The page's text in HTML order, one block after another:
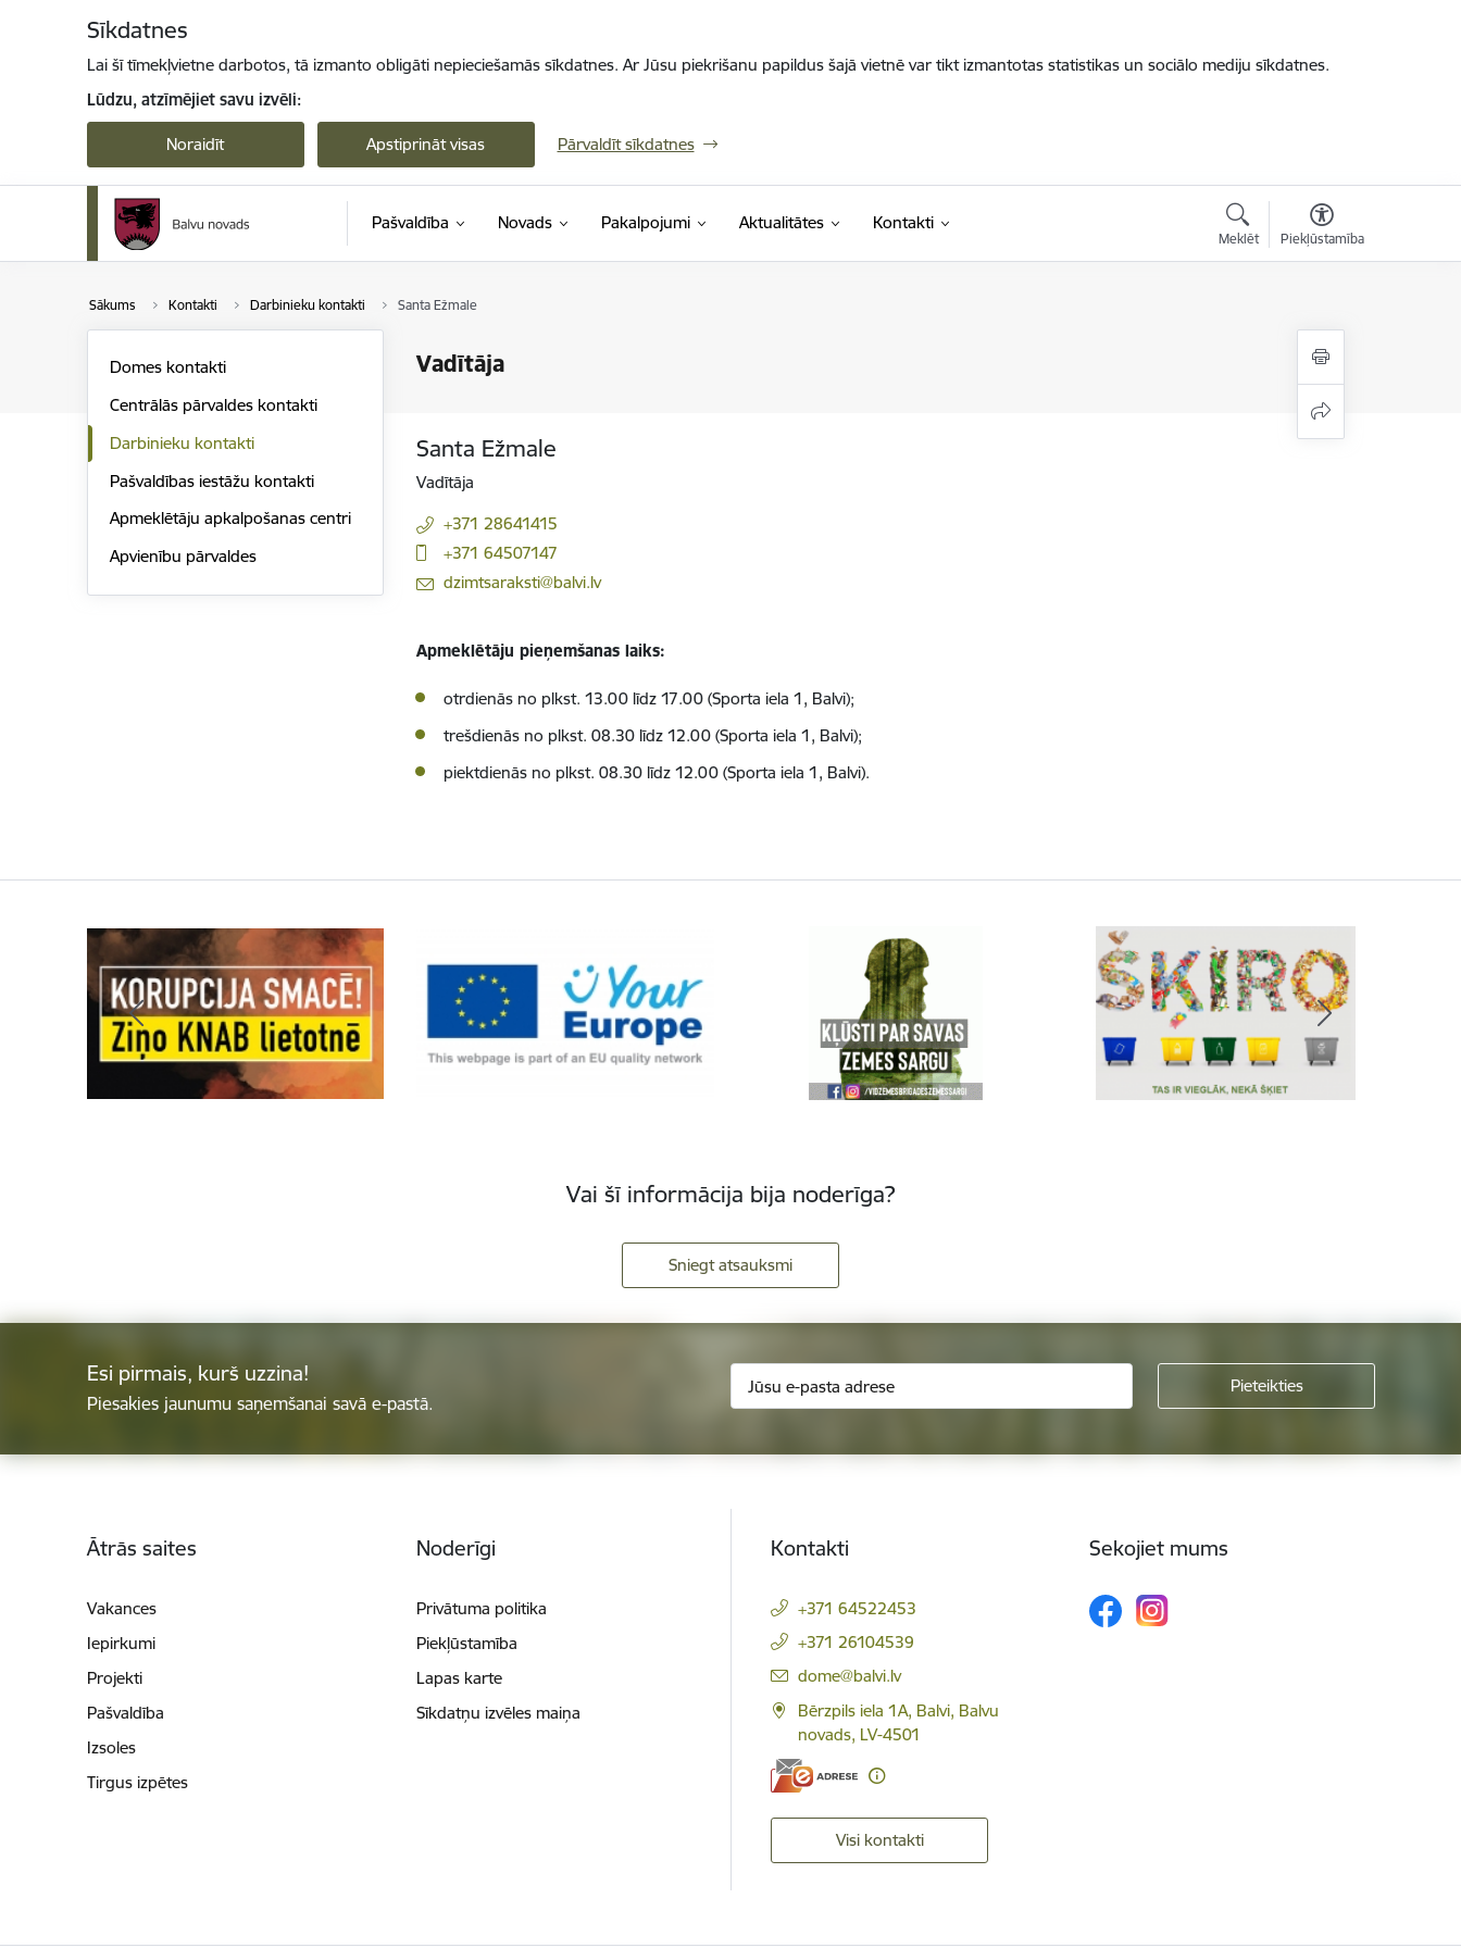
Sīkdatnes
Lai šī tīmekļvietne darbotos, tā izmanto obligāti nepieciešamās sīkdatnes. Ar Jūsu piekrišanu papildus šajā vietnē var tikt izmantotas statistikas un sociālo mediju sīkdatnes.
Lūdzu, atzīmējiet savu izvēli:
Noraidīt Apstiprināt visas Pārvaldīt sīkdatnes
Pašvaldība Novads Pakalpojumi Aktualitātes Kontakti
Meklēt Piekļūstamība
Sākums Kontakti Darbinieku kontakti Santa Ežmale
Vadītāja
Domes kontakti
Centrālās pārvaldes kontakti
Darbinieku kontakti
Pašvaldības iestāžu kontakti
Apmeklētāju apkalpošanas centri
Apvienību pārvaldes
Santa Ežmale
Vadītāja
+371 28641415
+371 64507147
E-pasts:
dzimtsaraksti@balvi.lv
Apmeklētāju pieņemšanas laiks:
otrdienās no plkst. 13.00 līdz 17.00 (Sporta iela 1, Balvi);
trešdienās no plkst. 08.30 līdz 12.00 (Sporta iela 1, Balvi);
piektdienās no plkst. 08.30 līdz 12.00 (Sporta iela 1, Balvi).
Vai šī informācija bija noderīga?
Sniegt atsauksmi
Esi pirmais, kurš uzzina!
Piesakies jaunumu saņemšanai savā e-pastā.
Ātrās saites
Vakances
Iepirkumi
Projekti
Pašvaldība
Izsoles
Tirgus izpētes
Noderīgi
Privātuma politika
Piekļūstamība
Lapas karte
Sīkdatņu izvēles maiņa
Kontakti
+371 64522453
+371 26104539
E-pasts:
dome@balvi.lv
Bērzpils iela 1A, Balvi, Balvu
novads, LV-4501
Visi kontakti
Sekojiet mums